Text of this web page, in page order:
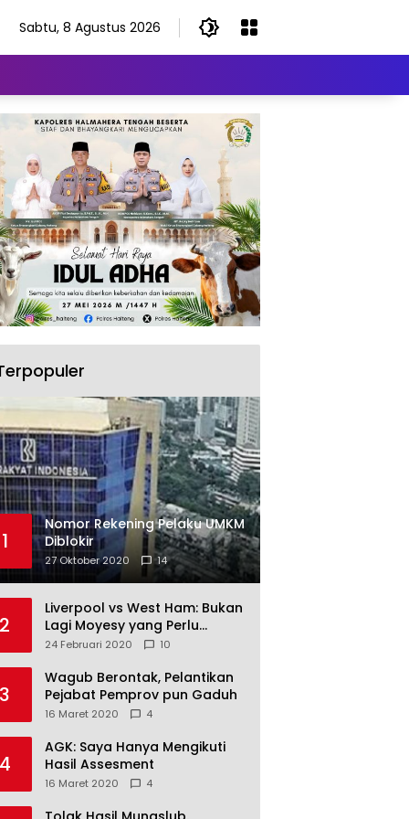
Sabtu, 8 Agustus 2026
1
Nomor Rekening Pelaku UMKM
Diblokir
27 Oktober 2020 14
2
Liverpool vs West Ham: Bukan
Lagi Moyesy yang Perlu
Ditakuti
24 Februari 2020 10
3
Wagub Berontak, Pelantikan
Pejabat Pemprov pun Gaduh
16 Maret 2020 4
4
AGK: Saya Hanya Mengikuti
Hasil Assesment
16 Maret 2020 4